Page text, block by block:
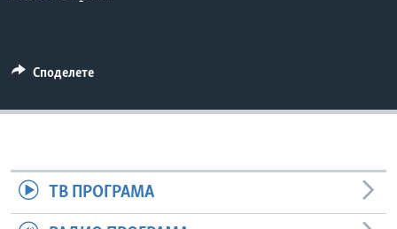
Споделете
ТВ ПРОГРАМА